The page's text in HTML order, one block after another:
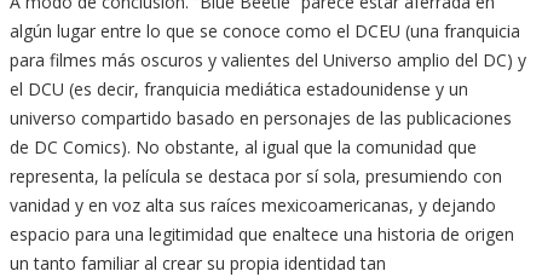
algún lugar entre lo que se conoce como el DCEU (una franquicia
para filmes más oscuros y valientes del Universo amplio del DC) y
el DCU (es decir, franquicia mediática estadounidense y un
universo compartido basado en personajes de las publicaciones
de DC Comics). No obstante, al igual que la comunidad que
representa, la película se destaca por sí sola, presumiendo con
vanidad y en voz alta sus raíces mexicoamericanas, y dejando
espacio para una legitimidad que enaltece una historia de origen
un tanto familiar al crear su propia identidad tan